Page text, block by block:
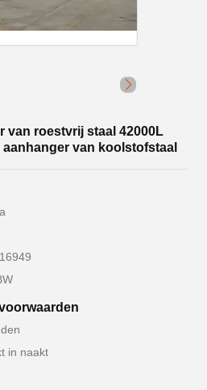
van roestvrij staal 42000L
van koolstofstaal
in naakt